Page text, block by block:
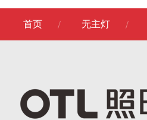
首页 无主灯